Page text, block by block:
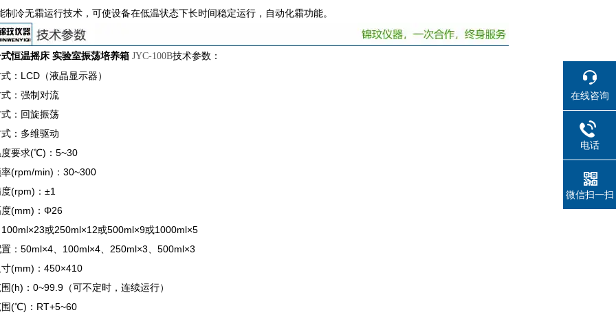
制冷无霜运行技术，可使设备在低温状态下长时间稳定运行，自动化霜功能。
恒温摇床 实验室振荡培养箱 JYC-100B技术参数：
：LCD（液晶显示器）
：强制对流
：回旋振荡
：多维驱动
度要求(℃)：5~30
(rpm/min)：30~300
(rpm)：±1
度(mm)：Φ26
或250ml×12或500ml×9或1000ml×5
：50ml×4、100ml×4、250ml×3、500ml×3
(mm)：450×410
(h)：0~99.9（可不定时，连续运行）
围(℃)：RT+5~60
在线咨询
电话
微信扫一扫